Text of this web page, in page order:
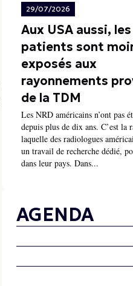
29/07/2026
Aux USA aussi, les
patients sont
exposés aux
rayonnements
de la TDM
Les NRD américains n’ont pas
depuis plus de dix ans. C’est la
laquelle des radiologues
un travail de recherche dédié,
dans leur pays. Dans...
AGENDA